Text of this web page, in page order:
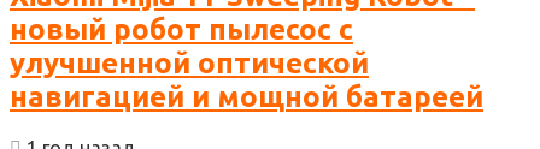
новый робот пылесос с
улучшенной оптической
навигацией и мощной батареей